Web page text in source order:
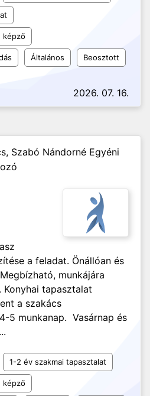
képző
Általános Beosztott
2026. 07. 16.
Szabó Nándorné Egyéni
a feladat. Önállóan és
munkájára
Konyhai tapasztalat
a szakács
5 munkanap. Vasárnap és
1-2 év szakmai tapasztalat
képző